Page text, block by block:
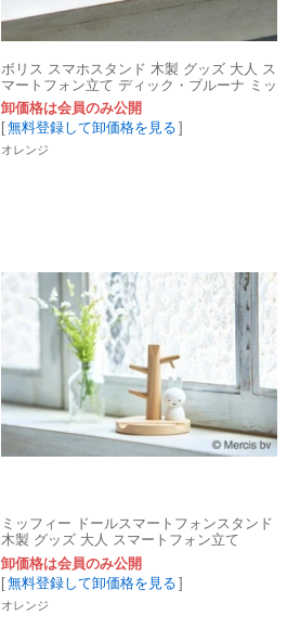
ボリス スマホスタンド 木製 グッズ 大人 ス
マートフォン立て ディック・ブルーナ ミッ
フィー
卸価格は会員のみ公開
[無料登録して卸価格を見る ]
オレンジ
ミッフィー ドールスマートフォンスタンド
木製 グッズ 大人 スマートフォン立て
卸価格は会員のみ公開
[無料登録して卸価格を見る ]
オレンジ